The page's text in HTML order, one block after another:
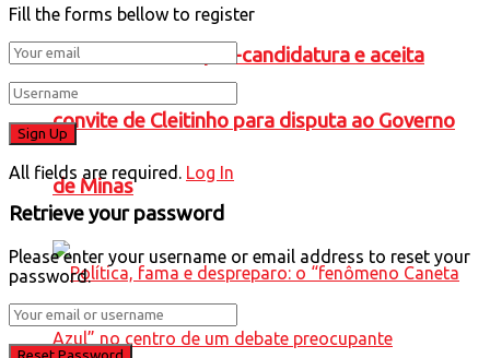
Falcão confirma pré-candidatura e aceita
convite de Cleitinho para disputa ao Governo
de Minas
Fill the forms bellow to register
All fields are required. Log In
Retrieve your password
Please enter your username or email address to reset your
password.